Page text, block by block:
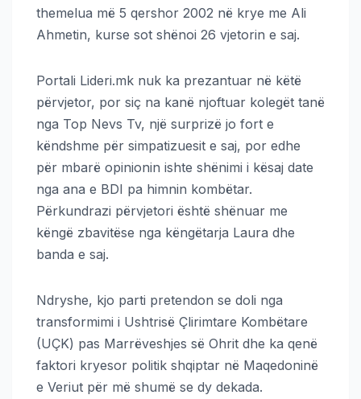
themelua më 5 qershor 2002 në krye me Ali
Ahmetin, kurse sot shënoi 26 vjetorin e saj.
Portali Lideri.mk nuk ka prezantuar në këtë
përvjetor, por siç na kanë njoftuar kolegët tanë
nga Top Nevs Tv, një surprizë jo fort e
këndshme për simpatizuesit e saj, por edhe
për mbarë opinionin ishte shënimi i kësaj date
nga ana e BDI pa himnin kombëtar.
Përkundrazi përvjetori është shënuar me
këngë zbavitëse nga këngëtarja Laura dhe
banda e saj.
Ndryshe, kjo parti pretendon se doli nga
transformimi i Ushtrisë Çlirimtare Kombëtare
(UÇK) pas Marrëveshjes së Ohrit dhe ka qenë
faktori kryesor politik shqiptar në Maqedoninë
e Veriut për më shumë se dy dekada.